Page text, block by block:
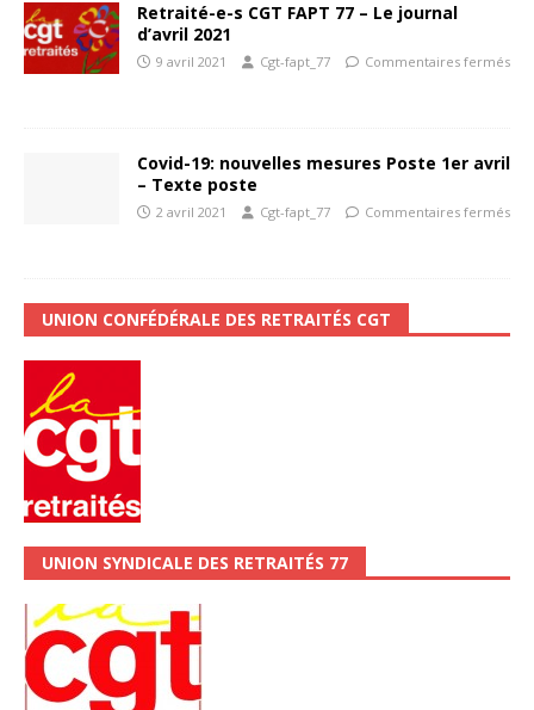
Retraité-e-s CGT FAPT 77 – Le journal
d’avril 2021
9 avril 2021 Cgt-fapt_77 Commentaires fermés
Covid-19: nouvelles mesures Poste 1er avril
– Texte poste
2 avril 2021 Cgt-fapt_77 Commentaires fermés
UNION CONFÉDÉRALE DES RETRAITÉS CGT
UNION SYNDICALE DES RETRAITÉS 77